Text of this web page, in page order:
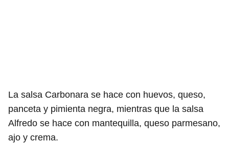
La salsa Carbonara se hace con huevos, queso,
panceta y pimienta negra, mientras que la salsa
Alfredo se hace con mantequilla, queso parmesano,
ajo y crema.